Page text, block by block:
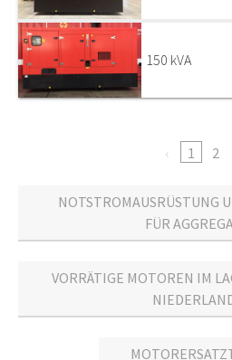
150 kVA
1 2
NOTSTROMAUSRÜSTUNG
FÜR
VORRÄTIGE MOTOREN IM